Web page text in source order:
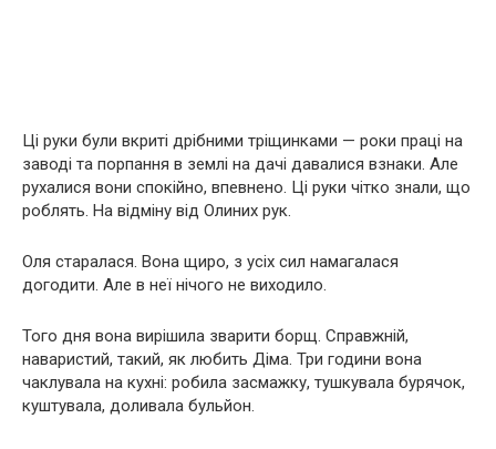
Ці руки були вкриті дрібними тріщинками — роки праці на
заводі та порпання в землі на дачі давалися взнаки. Але
рухалися вони спокійно, впевнено. Ці руки чітко знали, що
роблять. На відміну від Олиних рук.
Оля старалася. Вона щиро, з усіх сил намагалася
догодити. Але в неї нічого не виходило.
Того дня вона вирішила зварити борщ. Справжній,
наваристий, такий, як любить Діма. Три години вона
чаклувала на кухні: робила засмажку, тушкувала бурячок,
куштувала, доливала бульйон.